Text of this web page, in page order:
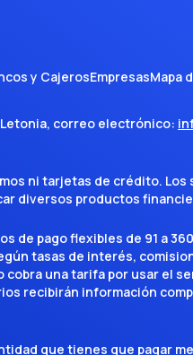
y CajerosEmpresasMapa
, correo electrónico:
ni tarjetas de crédito. Los
diversos productos
pago flexibles de 91 a
tasas de interés,
una tarifa por usar el
recibirán información
que tienes que pagar